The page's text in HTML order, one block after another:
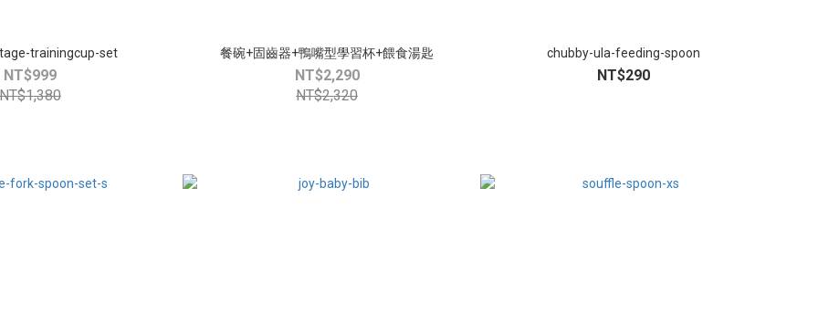
trainingcup-set
NT$999
餐碗+固齒器+鴨嘴型學習杯+餵食湯匙
NT$2,290
NT$2,320
chubby-ula-feeding-spoon
NT$290